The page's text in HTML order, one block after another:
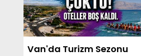
Van'da Turizm Sezonu